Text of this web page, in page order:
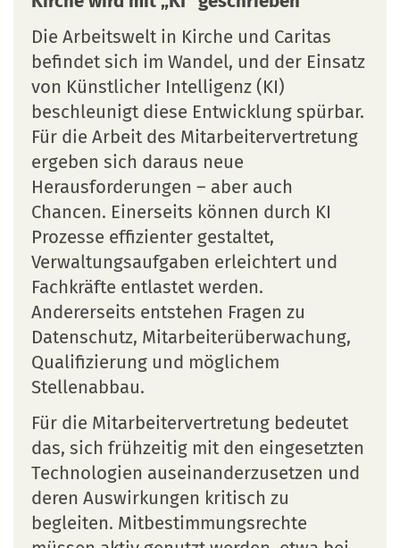
Die Arbeitswelt in Kirche und Caritas
befindet sich im Wandel, und der Einsatz
von Künstlicher Intelligenz (KI)
beschleunigt diese Entwicklung spürbar.
Für die Arbeit des Mitarbeitervertretung
ergeben sich daraus neue
Herausforderungen – aber auch
Chancen. Einerseits können durch KI
Prozesse effizienter gestaltet,
Verwaltungsaufgaben erleichtert und
Fachkräfte entlastet werden.
Andererseits entstehen Fragen zu
Datenschutz, Mitarbeiterüberwachung,
Qualifizierung und möglichem
Stellenabbau.
Für die Mitarbeitervertretung bedeutet
das, sich frühzeitig mit den eingesetzten
Technologien auseinanderzusetzen und
deren Auswirkungen kritisch zu
begleiten. Mitbestimmungsrechte